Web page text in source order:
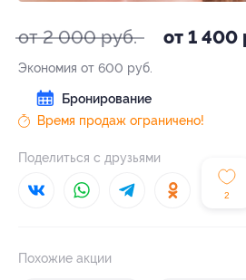
от 2 000 руб. от 1 400
Экономия от 600 руб.
2
Бронирование
Время продаж ограничено!
Поделиться с друзьями
Похожие акции